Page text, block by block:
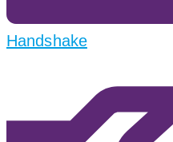
Handshake